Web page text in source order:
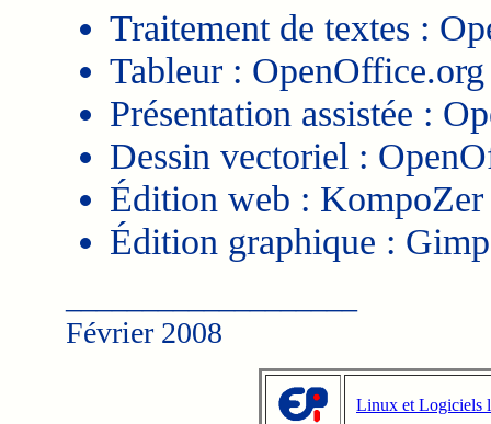
Traitement de textes :
Tableur :
Présentation assistée :
Dessin vectoriel :
Édition web : KompoZer
Édition graphique : Gimp
Février 2008
Linux et Logiciels